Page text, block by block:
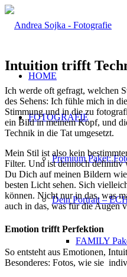
HOME
FOTOGRAFIE
Premium Paket:
Dein Portrait –
FAMILY
Intuition trifft
Ich werde oft gefragt, welchen
des Sehens: Ich fühle mich in
Stimmung und in die zu
ein Bild in meinem Kopf, und
Technik in die Tat umgesetzt.
Mein Stil ist also kein
Filter. Und ist dennoch definitiv
Du Dich auf meinen Bildern
besten Licht sehen. Sich
können. Nicht nur in das, was
auch in das, was für die Augen
Emotion trifft Perfektion
So entsteht aus Emotionen,
Besonderes: Fotos, wie sie